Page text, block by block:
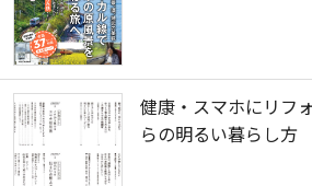
健康・スマホにリ
らの明るい暮らし方